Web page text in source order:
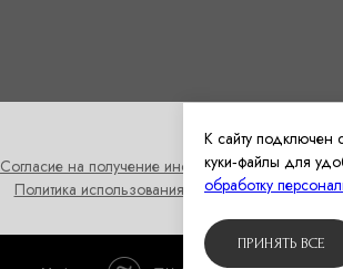
Согласие на получение информационных и
Политика использования cookies
К сайту подключен
куки‑файлы для
обработку
ПРИНЯТЬ ВСЕ